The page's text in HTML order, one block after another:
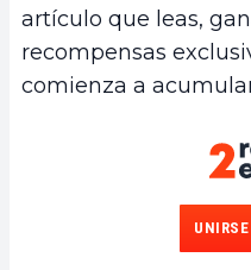
artículo que leas,
recompensas
comienza a